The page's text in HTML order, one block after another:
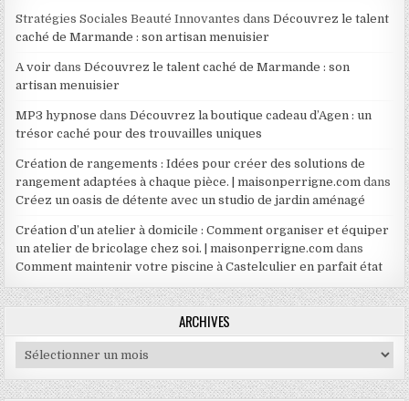
Stratégies Sociales Beauté Innovantes dansDécouvrez le talent
caché de Marmande : son artisan menuisier
A voir dansDécouvrez le talent caché de Marmande : son
artisan menuisier
MP3 hypnose dansDécouvrez la boutique cadeau d’Agen : un
trésor caché pour des trouvailles uniques
Création de rangements : Idées pour créer des solutions de
rangement adaptées à chaque pièce. | maisonperrigne.com dans
Créez un oasis de détente avec un studio de jardin aménagé
Création d’un atelier à domicile : Comment organiser et équiper
un atelier de bricolage chez soi. | maisonperrigne.com dans
Comment maintenir votre piscine à Castelculier en parfait état
ARCHIVES
Archives